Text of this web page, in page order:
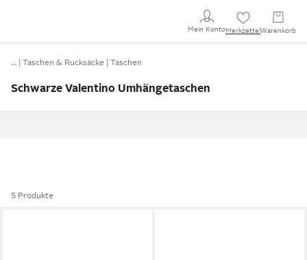
Mein KontoMerkzettel Warenkorb
… Taschen & Rucksäcke Taschen
Schwarze Valentino Umhängetaschen
5 Produkte